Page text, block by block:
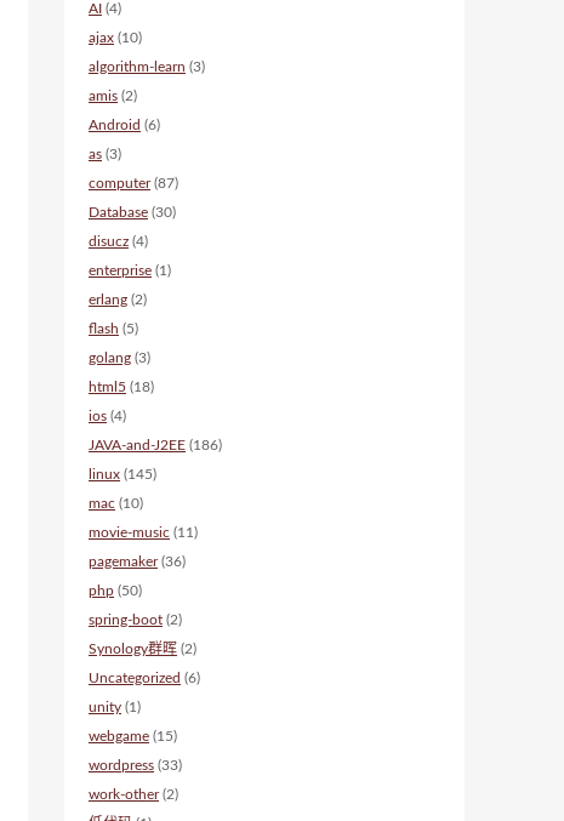
AI (4)
ajax (10)
algorithm-learn (3)
amis (2)
Android (6)
as (3)
computer(87)
Database (30)
disucz (4)
enterprise (1)
erlang (2)
flash (5)
golang (3)
html5 (18)
ios (4)
JAVA-and-J2EE (186)
linux (145)
mac (10)
movie-music (11)
pagemaker(36)
php (50)
spring-boot (2)
Synology群晖 (2)
Uncategorized (6)
unity (1)
webgame (15)
wordpress (33)
work-other(2)